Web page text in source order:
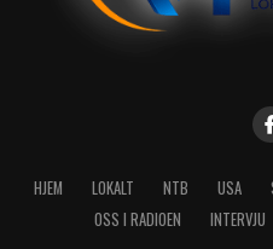
HJEM LOKALT NTB USA
OSS I RADIOEN
INTERVJU